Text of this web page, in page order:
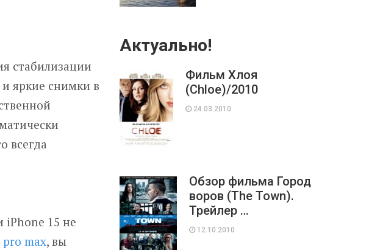
стабилизации
яркие снимки в
всегда
iPhone 15 не
max, вы
Актуально!
Фильм Хлоя
(Chloe)/2010
24.03.2010
Обзор фильма Город
воров (The Town).
Трейлер …
12.10.2010